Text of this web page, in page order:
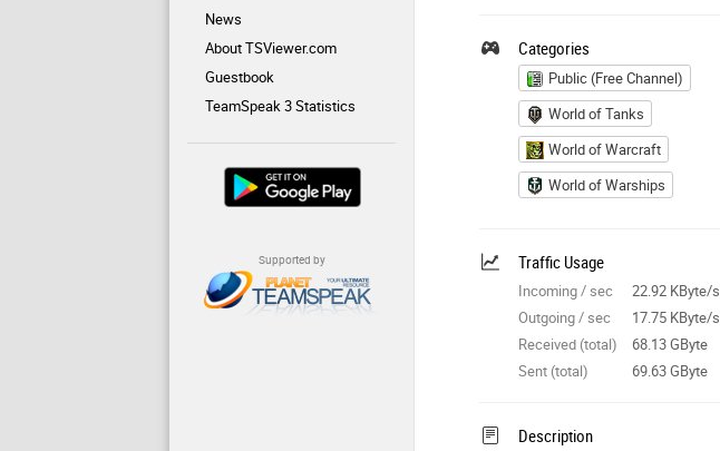
News
About TSViewer.com
Guestbook
TeamSpeak 3 Statistics
Supported by
Categories
Public (Free Channel)
World of Tanks
World of Warcraft
World of Warships
Traffic Usage
Incoming / sec
22.92 KByte/s
Outgoing / sec
17.75 KByte/s
Received (total)
68.13 GByte
Sent (total)
69.63 GByte
Description